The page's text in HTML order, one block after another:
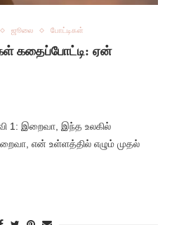
ஜூலை போட்டிகள்
கதைப்போட்டி: ஏன்
1: இறைவா, இந்த உலகில்
என் உள்ளத்தில் எழும் முதல்